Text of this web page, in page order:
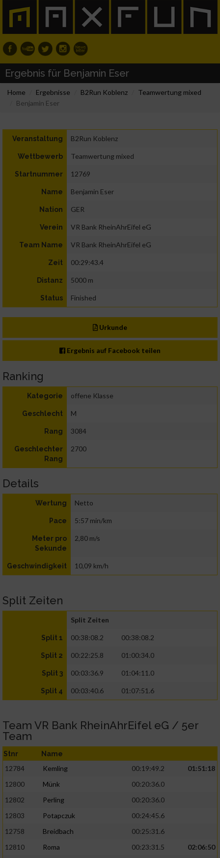
Ergebnis für Benjamin Eser
Home Ergebnisse B2Run Koblenz
Teamwertung mixed
Benjamin Eser
Veranstaltung B2Run Koblenz
Wettbewerb Teamwertung mixed
Startnummer 12769
Name Benjamin Eser
Nation GER
Verein VR Bank RheinAhrEifel eG
Team Name VR Bank RheinAhrEifel eG
Zeit 00:29:43.4
Distanz 5000 m
Status Finished
Urkunde
Ergebnis auf Facebook teilen
Ranking
Kategorie offene Klasse
Geschlecht M
Rang 3084
Geschlechter
Rang
2700
Details
Wertung Netto
Pace 5:57 min/km
Meter pro
Sekunde
2,80 m/s
Geschwindigkeit 10,09 km/h
Split Zeiten
Split Zeiten
Split 1 00:38:08.2 00:38:08.2
Split 2 00:22:25.8 01:00:34.0
Split 3 00:03:36.9 01:04:11.0
Split 4 00:03:40.6 01:07:51.6
Team VR Bank RheinAhrEifel eG / 5er
Team
Stnr Name
12784 Kemling 00:19:49.2
01:51:18
12800
Münk
00:20:36.0
12802
Perling
00:20:36.0
12803
Potapczuk
00:24:45.6
12758
Breidbach
00:25:31.6
12810
Roma 00:23:31.5
02:06:50